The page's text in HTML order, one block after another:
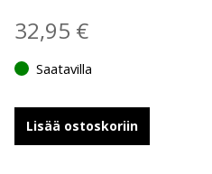
32,95 €
Saatavilla
Lisää ostoskoriin